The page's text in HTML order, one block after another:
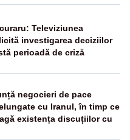
Televiziunea
investigarea deciziilor
perioadă de criză
negocieri de pace
cu Iranul, în timp ce
existența discuțiilor cu